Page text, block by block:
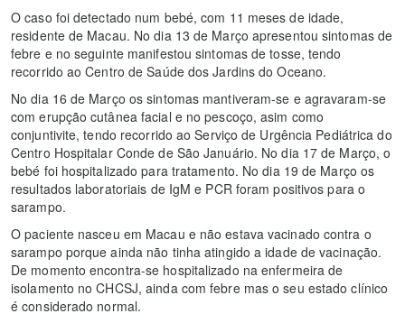
O caso foi detectado num bebé, com 11 meses de idade,
residente de Macau. No dia 13 de Março apresentou sintomas de
febre e no seguinte manifestou sintomas de tosse, tendo
recorrido ao Centro de Saúde dos Jardins do Oceano.
No dia 16 de Março os sintomas mantiveram-se e agravaram-se
com erupção cutânea facial e no pescoço, asim como
conjuntivite, tendo recorrido ao Serviço de Urgência Pediátrica do
Centro Hospitalar Conde de São Januário. No dia 17 de Março, o
bebé foi hospitalizado para tratamento. No dia 19 de Março os
resultados laboratoriais de IgM e PCR foram positivos para o
sarampo.
O paciente nasceu em Macau e não estava vacinado contra o
sarampo porque ainda não tinha atingido a idade de vacinação.
De momento encontra-se hospitalizado na enfermeira de
isolamento no CHCSJ, ainda com febre mas o seu estado clínico
é considerado normal.